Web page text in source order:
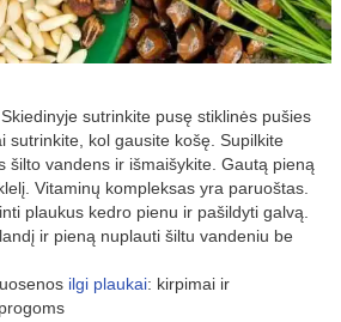
Skiedinyje sutrinkite pusę stiklinės pušies
sutrinkite, kol gausite košę. Supilkite
šilto vandens ir išmaišykite. Gautą pieną
Vitaminų kompleksas yra paruoštas.
plaukus kedro pienu ir pašildyti galvą.
ir pieną nuplauti šiltu vandeniu be
ilgi plaukai: kirpimai ir